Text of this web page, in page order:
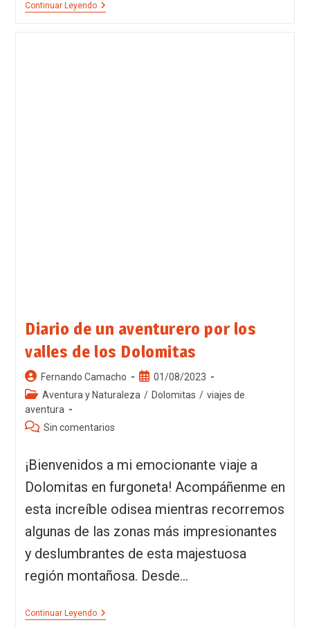
Continuar Leyendo
Diario de un aventurero por los
valles de los Dolomitas
Fernando Camacho
01/08/2023
Aventura y Naturaleza / Dolomitas / viajes de
aventura
Sin comentarios
¡Bienvenidos a mi emocionante viaje a
Dolomitas en furgoneta! Acompáñenme en
esta increíble odisea mientras recorremos
algunas de las zonas más impresionantes
y deslumbrantes de esta majestuosa
región montañosa. Desde…
Continuar Leyendo